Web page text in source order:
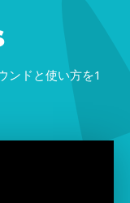
ンドと使い方を1